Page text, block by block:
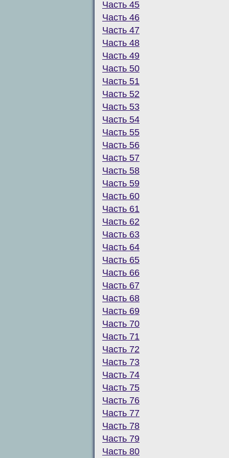
Часть 45
Часть 46
Часть 47
Часть 48
Часть 49
Часть 50
Часть 51
Часть 52
Часть 53
Часть 54
Часть 55
Часть 56
Часть 57
Часть 58
Часть 59
Часть 60
Часть 61
Часть 62
Часть 63
Часть 64
Часть 65
Часть 66
Часть 67
Часть 68
Часть 69
Часть 70
Часть 71
Часть 72
Часть 73
Часть 74
Часть 75
Часть 76
Часть 77
Часть 78
Часть 79
Часть 80